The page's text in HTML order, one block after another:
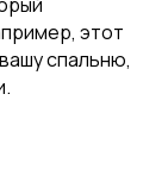
этот
спальню,